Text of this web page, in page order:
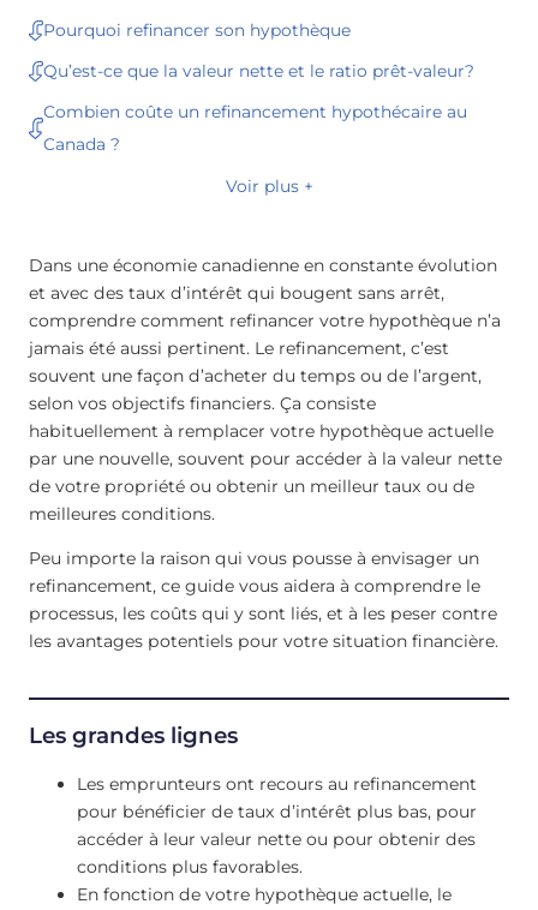
Pourquoi refinancer son hypothèque
Qu’est-ce que la valeur nette et le ratio prêt-valeur?
Combien coûte un refinancement hypothécaire au
Canada ?
Voir plus +
Dans une économie canadienne en constante évolution
et avec des taux d’intérêt qui bougent sans arrêt,
comprendre comment refinancer votre hypothèque n’a
jamais été aussi pertinent. Le refinancement, c’est
souvent une façon d’acheter du temps ou de l’argent,
selon vos objectifs financiers. Ça consiste
habituellement à remplacer votre hypothèque actuelle
par une nouvelle, souvent pour accéder à la valeur nette
de votre propriété ou obtenir un meilleur taux ou de
meilleures conditions.
Peu importe la raison qui vous pousse à envisager un
refinancement, ce guide vous aidera à comprendre le
processus, les coûts qui y sont liés, et à les peser contre
les avantages potentiels pour votre situation financière.
Les grandes lignes
Les emprunteurs ont recours au refinancement
pour bénéficier de taux d’intérêt plus bas, pour
accéder à leur valeur nette ou pour obtenir des
conditions plus favorables.
En fonction de votre hypothèque actuelle, le